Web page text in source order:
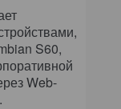
S60,
Web-